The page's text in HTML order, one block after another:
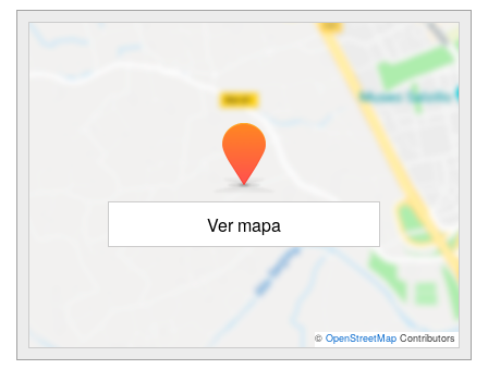
Ver mapa
© OpenStreetMap Contributors